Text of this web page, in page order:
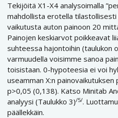
Tekijöitä X1-X4 analysoimalla
mahdollista erotella
vaikutusta auton painoon 20
Painojen keskiarvot poikkeavat
suhteessa hajontoihin (taulukon
varmuudella voisimme sanoa
toisistaan. 0-hypoteesia ei voi
useamman X:n
p>0,05 (0,138). Katso Minitab
analyysi (Taulukko 3)/5/.
päällekkäin.